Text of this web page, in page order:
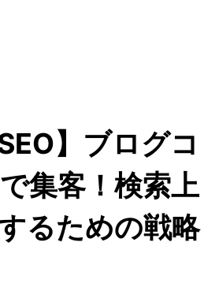
】ブログコ
集客！検索上
るための戦略